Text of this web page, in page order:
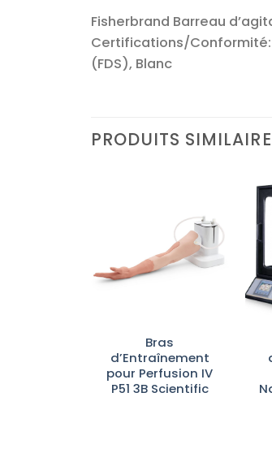
Fisherbrand Barreau
Certifications/
(FDS), Blanc
PRODUITS
Ajouter
à la liste
d’envies
Bras
d’Entraînement
pour Perfusion IV
P51 3B Scientific